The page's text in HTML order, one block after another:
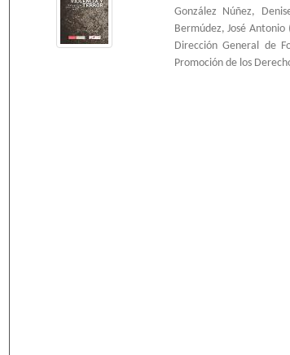
González Núñez,
Bermúdez, José Antonio (
Dirección General de
Promoción de los